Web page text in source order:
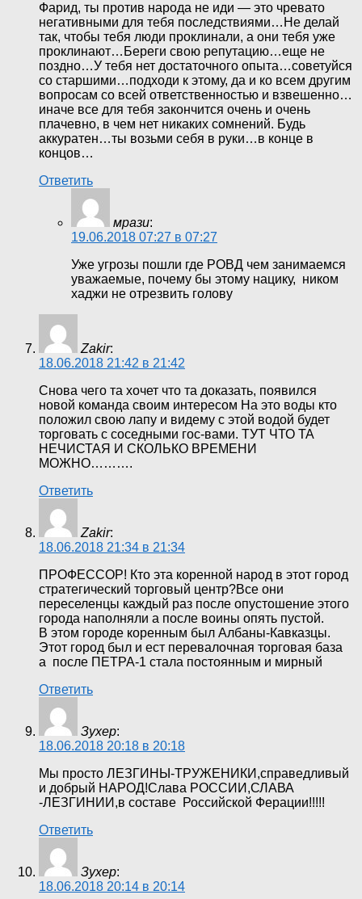
Фарид, ты против народа не иди — это чревато
негативными для тебя последствиями…Не делай
так, чтобы тебя люди проклинали, а они тебя уже
проклинают…Береги свою репутацию…еще не
поздно…У тебя нет достаточного опыта…советуйся
со старшими…подходи к этому, да и ко всем другим
вопросам со всей ответственностью и взвешенно…
иначе все для тебя закончится очень и очень
плачевно, в чем нет никаких сомнений. Будь
аккуратен…ты возьми себя в руки…в конце в
концов…
Ответить
мрази:
19.06.2018 07:27 в 07:27
Уже угрозы пошли где РОВД чем занимаемся
уважаемые, почему бы этому нацику, ником
хаджи не отрезвить голову
Zakir:
18.06.2018 21:42 в 21:42
Снова чего та хочет что та доказать, появился
новой команда своим интересом На это воды кто
положил свою лапу и видему с этой водой будет
торговать с соседными гос-вами. ТУТ ЧТО ТА
НЕЧИСТАЯ И СКОЛЬКО ВРЕМЕНИ
МОЖНО……….
Ответить
Zakir:
18.06.2018 21:34 в 21:34
ПРОФЕССОР! Кто эта коренной народ в этот город
стратегический торговый центр?Все они
переселенцы каждый раз после опустошение этого
города наполняли а после воины опять пустой.
В этом городе коренным был Албаны-Кавказцы.
Этот город был и ест перевалочная торговая база
а после ПЕТРА-1 стала постоянным и мирный
Ответить
Зухер:
18.06.2018 20:18 в 20:18
Мы просто ЛЕЗГИНЫ-ТРУЖЕНИКИ,справедливый
и добрый НАРОД!Слава РОССИИ,СЛАВА
-ЛЕЗГИНИИ,в составе Российской Ферации!!!!!
Ответить
Зухер:
18.06.2018 20:14 в 20:14